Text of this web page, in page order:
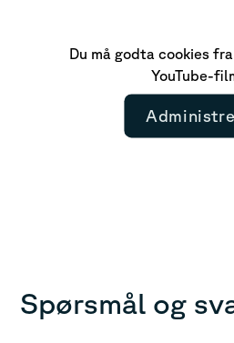
Du må godta cookies
YouTube-
Spørsmål og